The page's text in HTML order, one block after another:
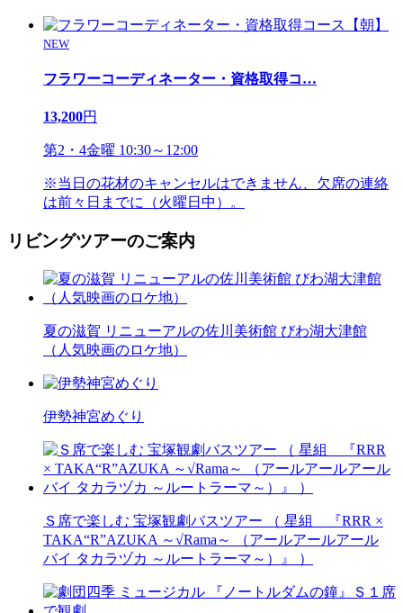
NEW
フラワーコーディネーター・資格取得コ…
13,200円
第2・4金曜 10:30～12:00
※当日の花材のキャンセルはできません、欠席の連絡
は前々日までに（火曜日中）。
リビングツアーのご案内
夏の滋賀 リニューアルの佐川美術館 びわ湖大津館
（人気映画のロケ地）
伊勢神宮めぐり
Ｓ席で楽しむ 宝塚観劇バスツアー （ 星組 『RRR ×
TAKA“R”AZUKA ～√Rama～ （アールアールアール
バイ タカラヅカ ～ルートラーマ～）』 ）